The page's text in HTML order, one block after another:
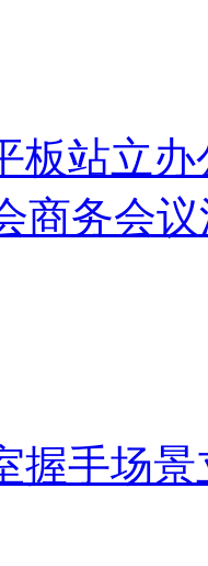
板站立办
商务会
握手场景